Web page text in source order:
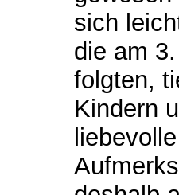
sich
die am
folgten,
Kindern